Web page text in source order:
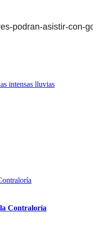
podran-asistir-con-
intensas lluvias
la Contraloría